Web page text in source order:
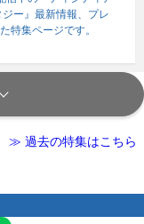
ー』最新情報、プレ
特集ページです。
≫ 過去の特集はこちら